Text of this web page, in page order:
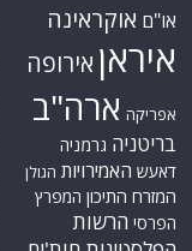
או"ם אוקראינה
איראן אירופה
אפריקה ארה"ב
בריטניה גרמניה
דאעש האמירויות הגולן
המזרח התיכון המפרץ
הפרסי הרשות